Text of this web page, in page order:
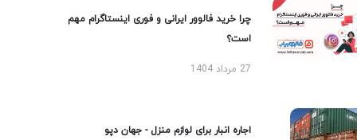
چرا خرید فالوور ایرانی و فوری اینستاگرام مهم
است؟
27 مرداد 1404
اجاره انبار برای لوازم منزل - جهان دپو